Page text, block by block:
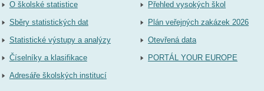
O školské statistice
Sběry statistických dat
Statistické výstupy a analýzy
Číselníky a klasifikace
Adresáře školských institucí
Přehled vysokých škol
Plán veřejných zakázek 2026
Otevřená data
PORTÁL YOUR EUROPE